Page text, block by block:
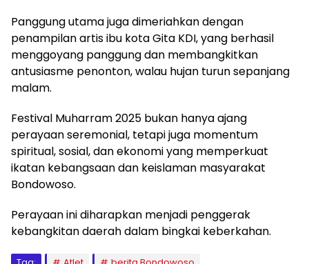
Panggung utama juga dimeriahkan dengan
penampilan artis ibu kota Gita KDI, yang berhasil
menggoyang panggung dan membangkitkan
antusiasme penonton, walau hujan turun sepanjang
malam.
Festival Muharram 2025 bukan hanya ajang
perayaan seremonial, tetapi juga momentum
spiritual, sosial, dan ekonomi yang memperkuat
ikatan kebangsaan dan keislaman masyarakat
Bondowoso.
Perayaan ini diharapkan menjadi penggerak
kebangkitan daerah dalam bingkai keberkahan.